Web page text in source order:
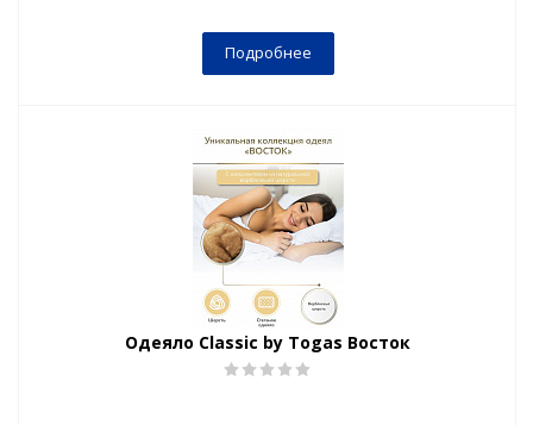
Подробнее
Одеяло Classic by Togas Восток